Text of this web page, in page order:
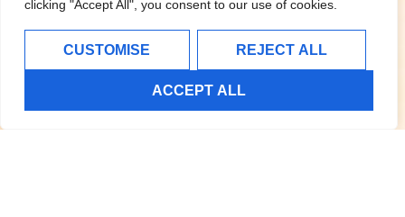
clicking "Accept All", you consent to our use of cookies.
CUSTOMISE REJECT ALL
ACCEPT ALL